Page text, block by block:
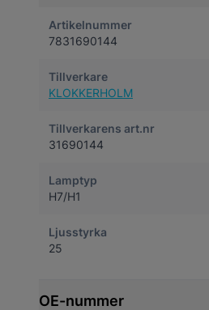
Artikelnummer
7831690144
Tillverkare
KLOKKERHOLM
Tillverkarens art.nr
31690144
Lamptyp
H7/H1
Ljusstyrka
25
OE-nummer